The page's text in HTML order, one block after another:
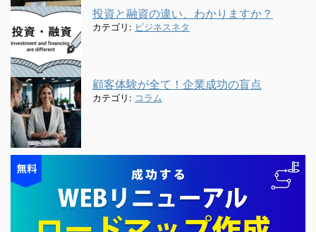
投資と融資の違い、わかりますか？
カテゴリ: ビジネスネタ
顧客体験が全て！企業成功の盲点
カテゴリ: コラム